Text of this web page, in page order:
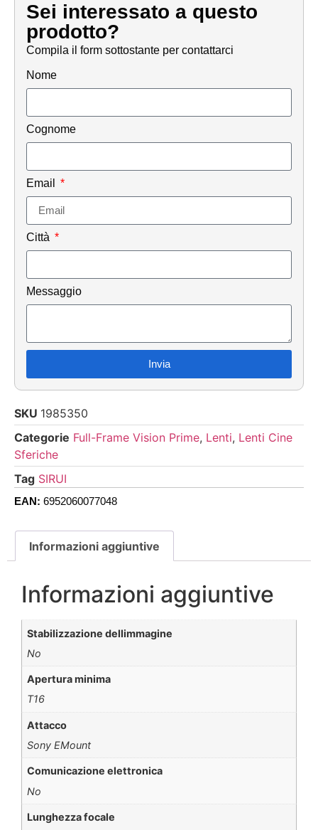
Sei interessato a questo
prodotto?
Compila il form sottostante per contattarci
Nome
Cognome
Email
Città
Messaggio
Invia
SKU 1985350
Categorie Full-Frame Vision Prime, Lenti, Lenti Cine
Sferiche
Tag SIRUI
EAN: 6952060077048
Informazioni aggiuntive
Informazioni aggiuntive
Stabilizzazione dellimmagine
No
Apertura minima
T16
Attacco
Sony EMount
Comunicazione elettronica
No
Lunghezza focale